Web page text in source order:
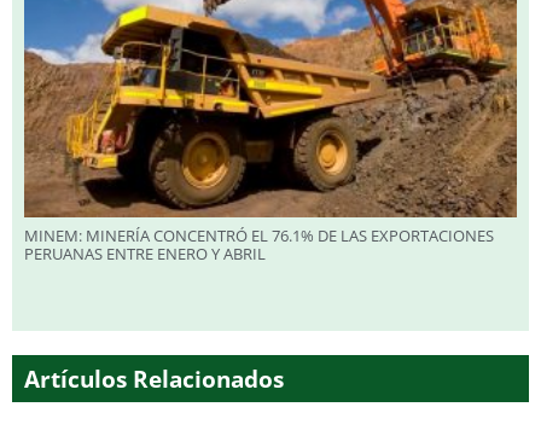
MINEM: MINERÍA CONCENTRÓ EL 76.1% DE LAS EXPORTACIONES
PERUANAS ENTRE ENERO Y ABRIL
Artículos Relacionados